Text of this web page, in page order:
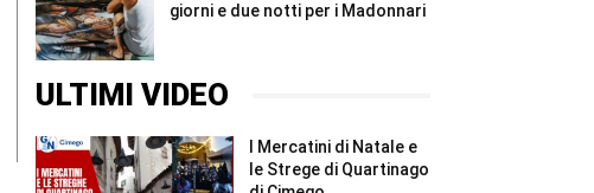
Web:
giorni e due notti per i Madonnari
ULTIMI VIDEO
I Mercatini di Natale e
le Strege di Quartinago